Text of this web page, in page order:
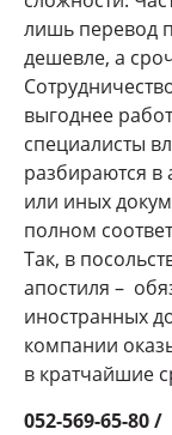
лишь перевод
дешевле, а
выгоднее
специалисты
разбираются в
или иных
полном
Так, в
апостиля –
иностранных
компании
в кратчайшие
052-569-65-80